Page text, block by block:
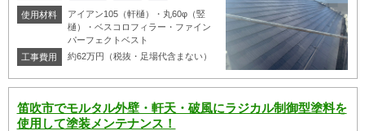
使用材料
アイアン105（軒樋）・丸60φ（竪
樋）・ベスコロフィラー・ファイン
パーフェクトベスト
工事費用
約62万円（税抜・足場代含まない）
笛吹市でモルタル外壁・軒天・破風にラジカル制御型塗料を
使用して塗装メンテナンス！